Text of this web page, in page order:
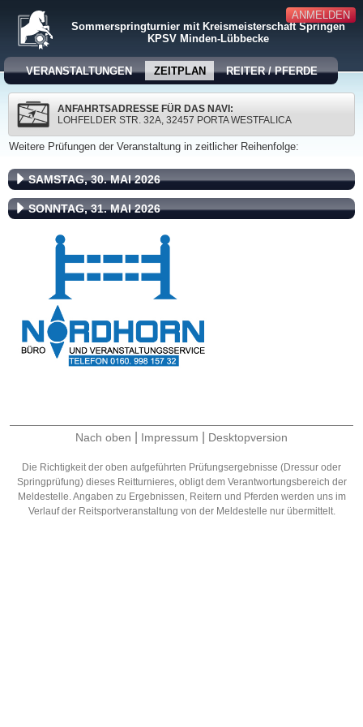
ANMELDEN
Sommerspringturnier mit Kreismeisterschaft Springen
KPSV Minden-Lübbecke
VERANSTALTUNGEN ZEITPLAN REITER / PFERDE
ANFAHRTSADRESSE FÜR DAS NAVI:
LOHFELDER STR. 32A, 32457 PORTA WESTFALICA
Weitere Prüfungen der Veranstaltung in zeitlicher Reihenfolge:
SAMSTAG, 30. MAI 2026
SONNTAG, 31. MAI 2026
Nach oben Impressum Desktopversion
Die Richtigkeit der oben aufgeführten Prüfungsergebnisse (Dressur oder
Springprüfung) dieses Reitturnieres, obligt dem Verantwortungsbereich der
Meldestelle. Angaben zu Ergebnissen, Reitern und Pferden werden uns im
Verlauf der Reitsportveranstaltung von der Meldestelle nur übermittelt.